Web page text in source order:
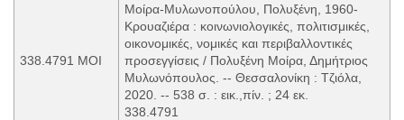
338.4791 ΜΟΙ
Μοίρα-Μυλωνοπούλου, Πολυξένη, 1960-
Κρουαζιέρα : κοινωνιολογικές, πολιτισμικές,
οικονομικές, νομικές και περιβαλλοντικές
προσεγγίσεις / Πολυξένη Μοίρα, Δημήτριος
Μυλωνόπουλος. -- Θεσσαλονίκη : Τζιόλα,
2020. -- 538 σ. : εικ.,πίν. ; 24 εκ.
338.4791